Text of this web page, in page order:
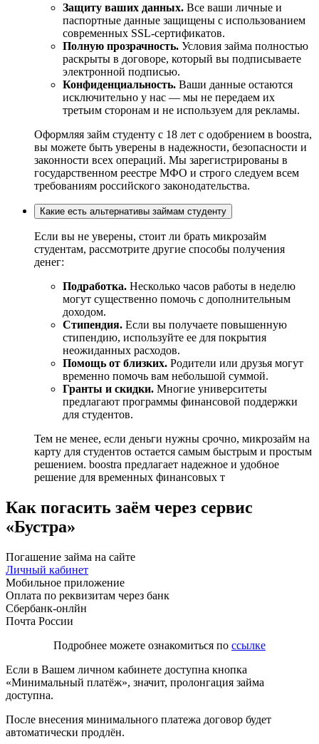
Защиту ваших данных. Все ваши личные и
паспортные данные защищены с использованием
современных SSL-сертификатов.
Полную прозрачность. Условия займа полностью
раскрыты в договоре, который вы подписываете
электронной подписью.
Конфиденциальность. Ваши данные остаются
исключительно у нас — мы не передаем их
третьим сторонам и не используем для рекламы.
Оформляя займ студенту с 18 лет с одобрением в boostra,
вы можете быть уверены в надежности, безопасности и
законности всех операций. Мы зарегистрированы в
государственном реестре МФО и строго следуем всем
требованиям российского законодательства.
Какие есть альтернативы займам студенту
Если вы не уверены, стоит ли брать микрозайм
студентам, рассмотрите другие способы получения
денег:
Подработка. Несколько часов работы в неделю
могут существенно помочь с дополнительным
доходом.
Стипендия. Если вы получаете повышенную
стипендию, используйте ее для покрытия
неожиданных расходов.
Помощь от близких. Родители или друзья могут
временно помочь вам небольшой суммой.
Гранты и скидки. Многие университеты
предлагают программы финансовой поддержки
для студентов.
Тем не менее, если деньги нужны срочно, микрозайм на
карту для студентов остается самым быстрым и простым
решением. boostra предлагает надежное и удобное
решение для временных финансовых т
Как погасить заём через сервис
«Бустра»
Погашение займа на сайте
Личный кабинет
Мобильное приложение
Оплата по реквизитам через банк
Сбербанк-онлйн
Почта России
Подробнее можете ознакомиться по ссылке
Если в Вашем личном кабинете доступна кнопка
«Минимальный платёж», значит, пролонгация займа
доступна.
После внесения минимального платежа договор будет
автоматически продлён.